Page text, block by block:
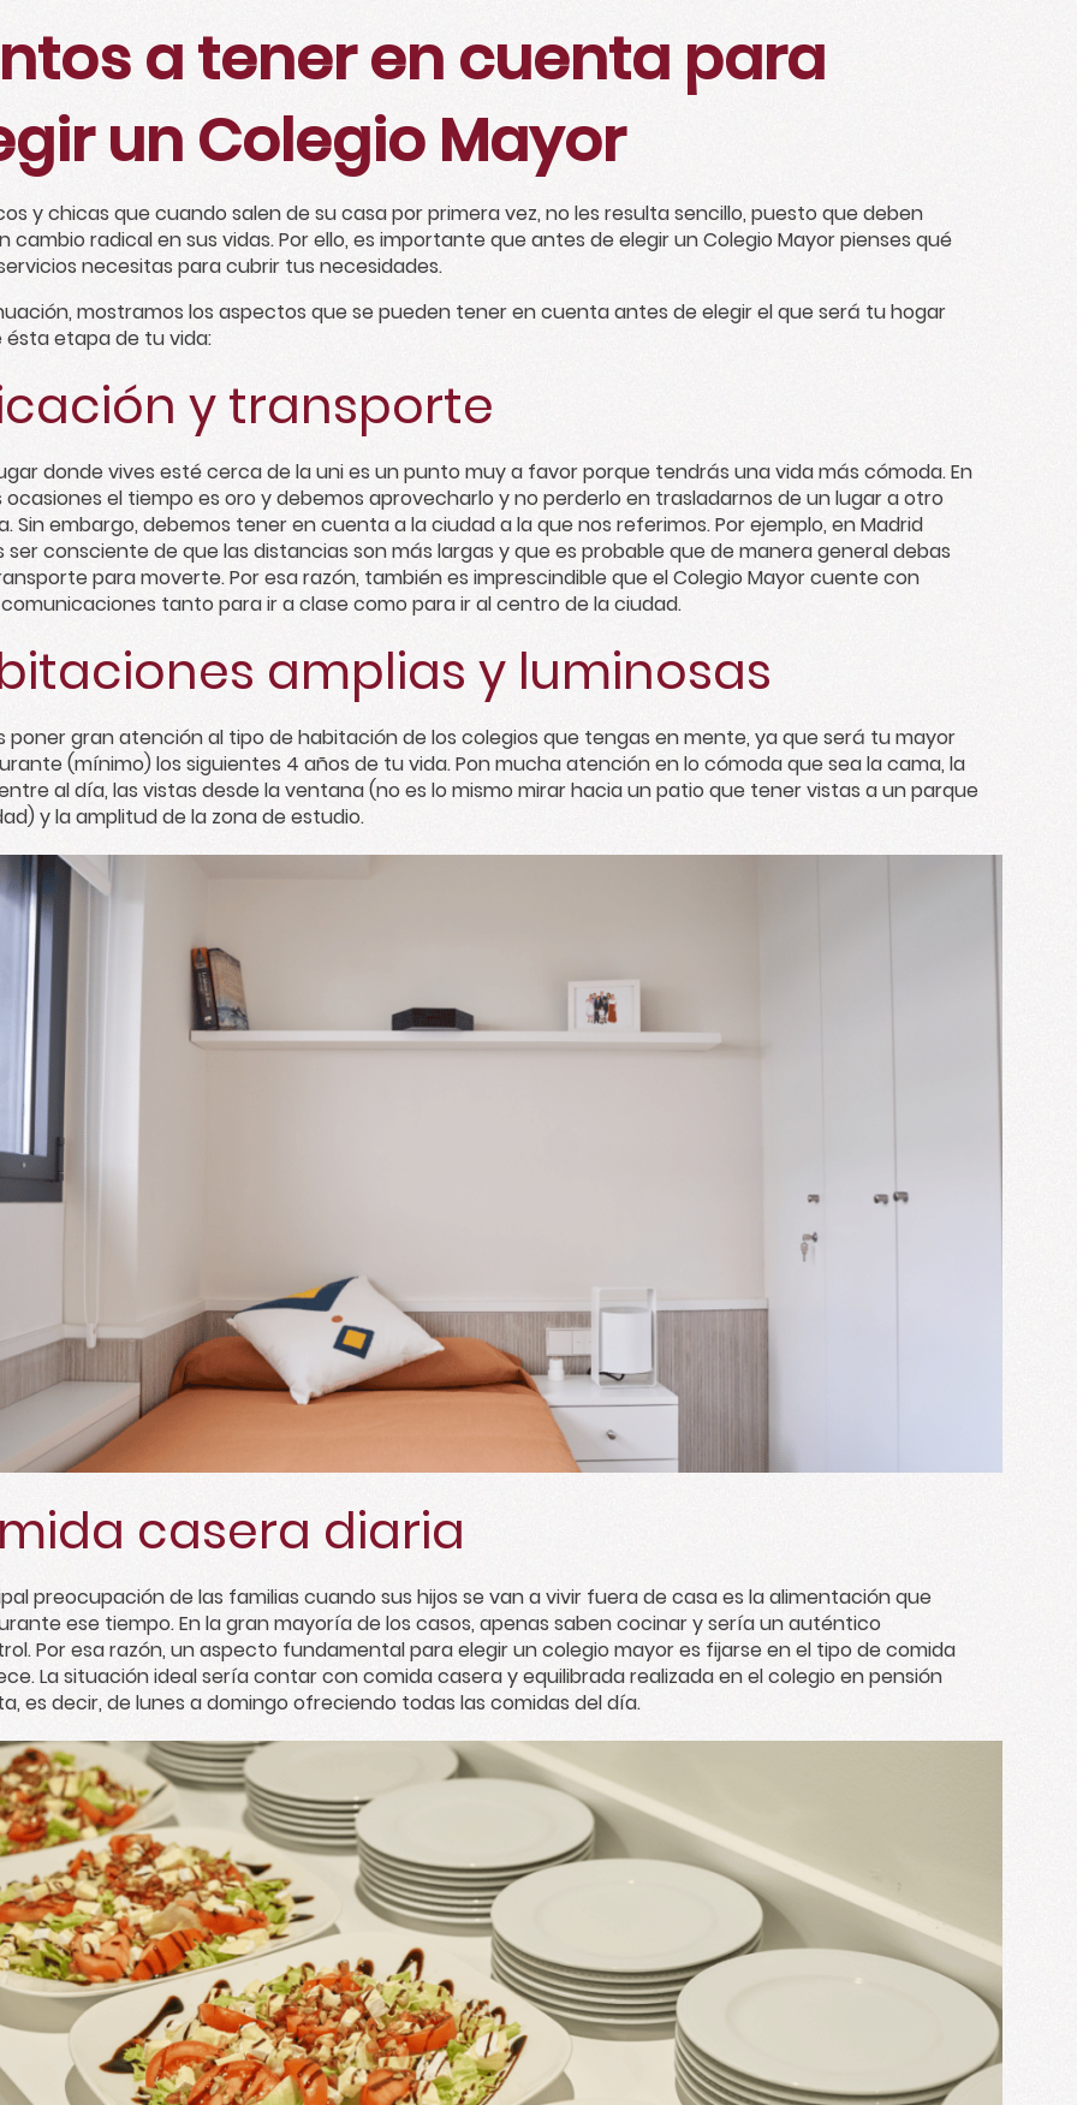
a tener en cuenta para
un Colegio Mayor
y chicas que cuando salen de su casa por primera vez, no les resulta sencillo, puesto que deben
cambio radical en sus vidas. Por ello, es importante que antes de elegir un Colegio Mayor pienses qué
necesitas para cubrir tus necesidades.
mostramos los aspectos que se pueden tener en cuenta antes de elegir el que será tu hogar
etapa de tu vida:
y transporte
donde vives esté cerca de la uni es un punto muy a favor porque tendrás una vida más cómoda. En
el tiempo es oro y debemos aprovecharlo y no perderlo en trasladarnos de un lugar a otro
Sin embargo, debemos tener en cuenta a la ciudad a la que nos referimos. Por ejemplo, en Madrid
ser consciente de que las distancias son más largas y que es probable que de manera general debas
para moverte. Por esa razón, también es imprescindible que el Colegio Mayor cuente con
tanto para ir a clase como para ir al centro de la ciudad.
amplias y luminosas
poner gran atención al tipo de habitación de los colegios que tengas en mente, ya que será tu mayor
(mínimo) los siguientes 4 años de tu vida. Pon mucha atención en lo cómoda que sea la cama, la
al día, las vistas desde la ventana (no es lo mismo mirar hacia un patio que tener vistas a un parque
y la amplitud de la zona de estudio.
casera diaria
preocupación de las familias cuando sus hijos se van a vivir fuera de casa es la alimentación que
ese tiempo. En la gran mayoría de los casos, apenas saben cocinar y sería un auténtico
Por esa razón, un aspecto fundamental para elegir un colegio mayor es fijarse en el tipo de comida
La situación ideal sería contar con comida casera y equilibrada realizada en el colegio en pensión
es decir, de lunes a domingo ofreciendo todas las comidas del día.